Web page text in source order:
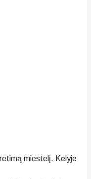
miestelį. Kelyje